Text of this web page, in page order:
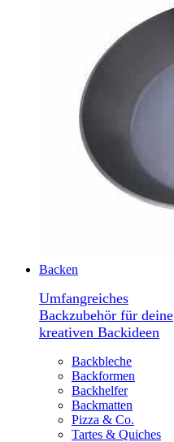
Backen
Umfangreiches
Backzubehör für deine
kreativen Backideen
Backbleche
Backformen
Backhelfer
Backmatten
Pizza & Co.
Tartes & Quiches